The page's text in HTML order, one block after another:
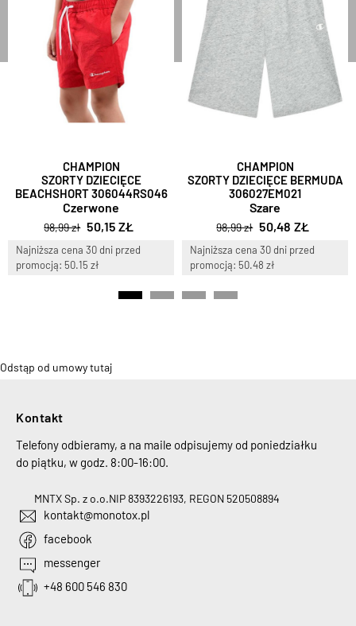
CHAMPION
SZORTY DZIECIĘCE
BEACHSHORT 306044RS046
Czerwone
98,99 zł 50,15 ZŁ
Najniższa cena 30 dni przed
promocją: 50.15 zł
CHAMPION
SZORTY DZIECIĘCE BERMUDA
306027EM021
Szare
98,99 zł 50,48 ZŁ
Najniższa cena 30 dni przed
promocją: 50.48 zł
Odstąp od umowy tutaj
Kontakt
Telefony odbieramy, a na maile odpisujemy od poniedziałku
do piątku, w godz. 8:00-16:00.
MNTX Sp. z o.o.NIP 8393226193, REGON 520508894
kontakt@monotox.pl
facebook
messenger
+48 600 546 830